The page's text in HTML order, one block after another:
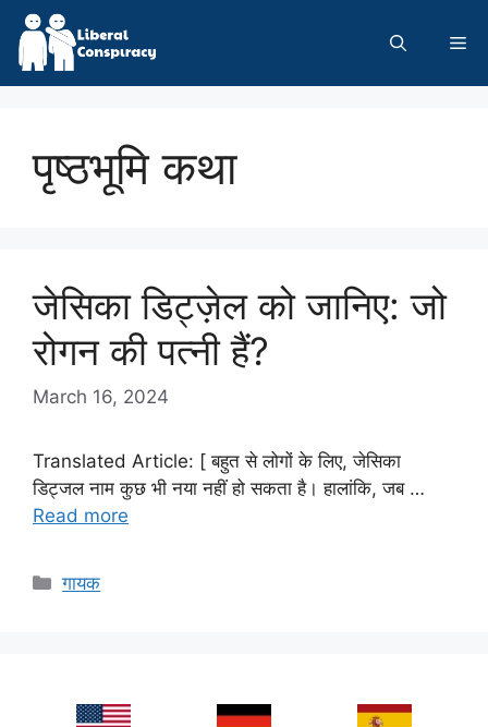
Skip
content
पृष्ठभूमि कथा
जेसिका डिट्ज़ेल को जानिए: जो
रोगन की पत्नी हैं?
March 16, 2024
Translated Article: [ बहुत से लोगों के लिए, जेसिका
डिट्जल नाम कुछ भी नया नहीं हो सकता है। हालांकि, जब …
Read more
Categories
गायक